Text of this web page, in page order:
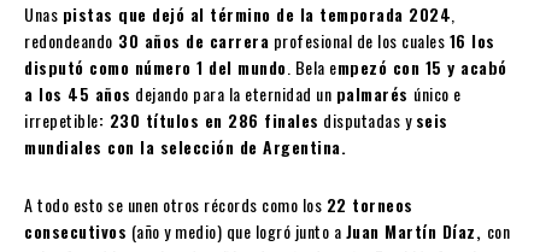
Unas pistas que dejó al término de la temporada 2024,
redondeando 30 años de carrera profesional de los cuales16 los
disputó como número 1 del mundo. Bela empezó con 15 y acabó
a los 45 años dejando para la eternidad un palmarés único e
irrepetible: 230 títulos en 286 finales disputadas yseis
mundiales con la selección de Argentina.
A todo esto se unen otros récords como los 22 torneos
consecutivos (año y medio) que logró junto aJuan Martín Díaz, con